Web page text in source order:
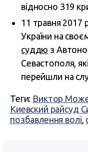
відносно 319
11 травня 2017
України на
суддю з
Севастополя,
перейшли на
Теги: Виктор
Киевский райсуд
позбавлення волі,